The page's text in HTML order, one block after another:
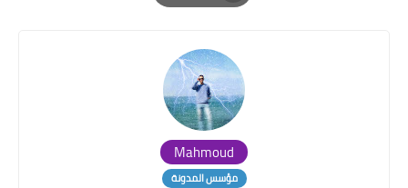
Print
Mahmoud
مؤسس المدونة